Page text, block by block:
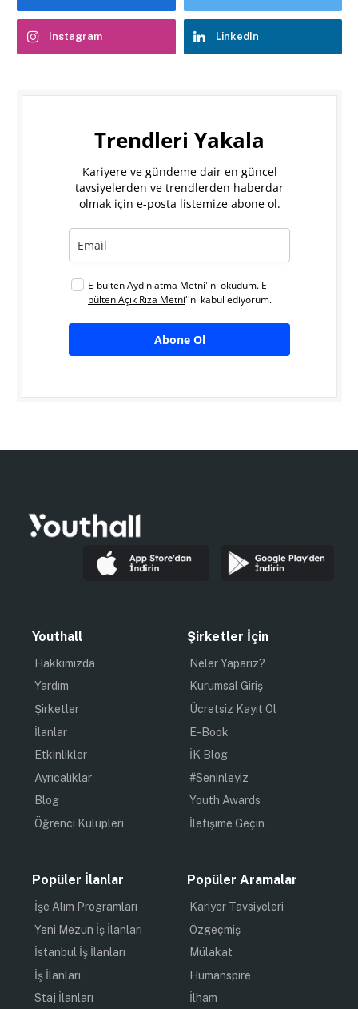
Instagram LinkedIn
Trendleri Yakala
Kariyere ve gündeme dair en güncel
tavsiyelerden ve trendlerden haberdar
olmak için e-posta listemize abone ol.
E-bültenAydınlatma Metni''ni okudum. E-
bülten Açık Rıza Metni''ni kabul ediyorum.
Abone Ol
Youthall
Hakkımızda
Yardım
Şirketler
İlanlar
Etkinlikler
Ayrıcalıklar
Blog
Öğrenci Kulüpleri
Şirketler İçin
Neler Yaparız?
Kurumsal Giriş
Ücretsiz Kayıt Ol
E-Book
İK Blog
#Seninleyiz
Youth Awards
İletişime Geçin
Popüler İlanlar
İşe Alım Programları
Yeni Mezun İş İlanları
İstanbul İş İlanları
İş İlanları
Staj İlanları
Popüler Aramalar
Kariyer Tavsiyeleri
Özgeçmiş
Mülakat
Humanspire
İlham